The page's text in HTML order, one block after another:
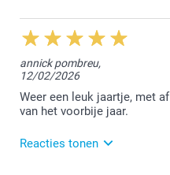
22/06/2026
12:26
Beste Annemie,
Wat fijn om te horen
resultaat. Bedankt!
Met vriendelijke
annick pombreu,
12/02/2026
Weer een leuk jaartje, met
van het voorbije jaar.
Reacties tonen